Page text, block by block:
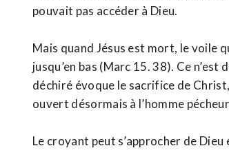
pouvait pas accéder à Dieu.
Mais quand Jésus est mort, le voile
jusqu’en bas (Marc 15. 38). Ce n’est
déchiré évoque le sacrifice de
ouvert désormais à l’homme
Le croyant peut s’approcher de